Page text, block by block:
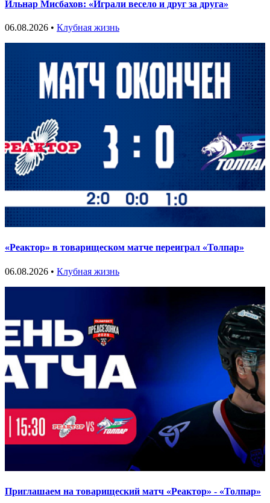
Ильнар Мисбахов: «Играли весело и друг за друга»
06.08.2026 • Клубная жизнь
«Реактор» в товарищеском матче переиграл «Толпар»
06.08.2026 • Клубная жизнь
Приглашаем на товарищеский матч «Реактор» - «Толпар»